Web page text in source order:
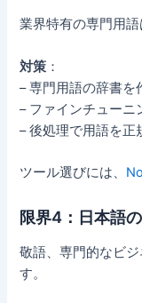
業界特有の専門用語
対策 ：
– 専門用語の辞書を
– ファインチューニ
– 後処理で用語を正
ツール選びには、
限界4：日本語
敬語、専門的なビ
す。